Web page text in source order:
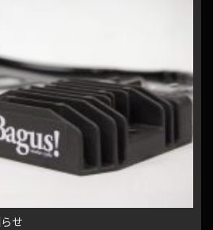
せ